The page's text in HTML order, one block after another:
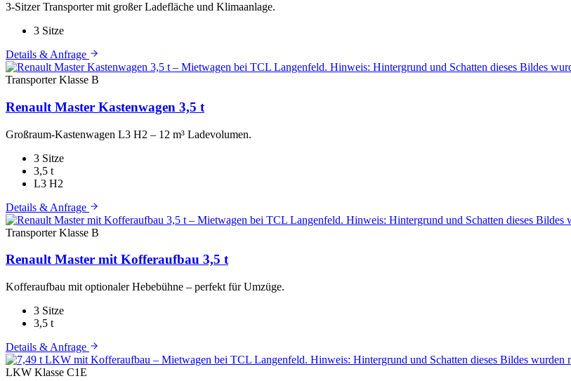
3-Sitzer Transporter mit großer Ladefläche und Klimaanlage.
3 Sitze
Details & Anfrage
Transporter Klasse B
Renault Master Kastenwagen 3,5 t
Großraum-Kastenwagen L3 H2 – 12 m³ Ladevolumen.
3 Sitze
3,5 t
L3 H2
Details & Anfrage
Transporter Klasse B
Renault Master mit Kofferaufbau 3,5 t
Kofferaufbau mit optionaler Hebebühne – perfekt für Umzüge.
3 Sitze
3,5 t
Details & Anfrage
LKW Klasse C1E